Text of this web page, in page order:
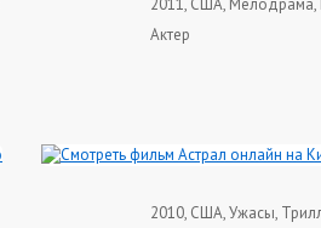
Актер
2010, США, Ужасы,